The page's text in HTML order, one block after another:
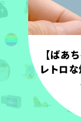
【ばあ
レトロ